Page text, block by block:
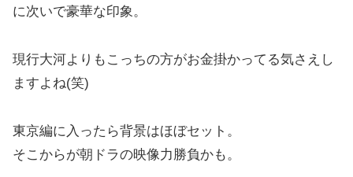
に次いで豪華な印象。
現行大河よりもこっちの方がお金掛かってる気さえし
ますよね(笑)
東京編に入ったら背景はほぼセット。
そこからが朝ドラの映像力勝負かも。